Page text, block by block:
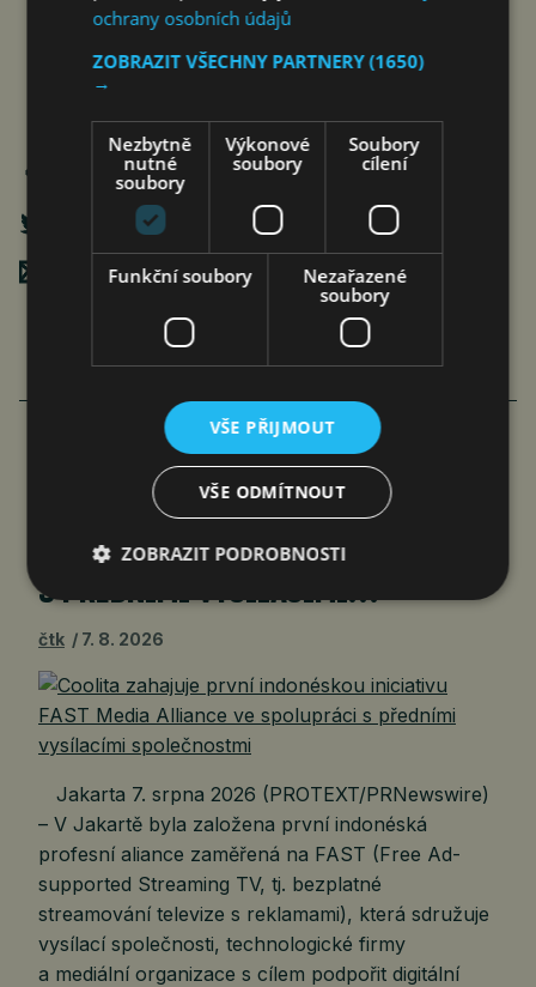
Poslat mailem
COOLITA ZAHAJUJE PRVNÍ
INDONÉSKOU INICIATIVU FAST
MEDIA ALLIANCE VE SPOLUPRÁCI
S PŘEDNÍMI VYSÍLACÍMI…
čtk 7. 8. 2026
Jakarta 7. srpna 2026 (PROTEXT/PRNewswire)
– V Jakartě byla založena první indonéská
profesní aliance zaměřená na FAST (Free Ad-
supported Streaming TV, tj. bezplatné
streamování televize s reklamami), která sdružuje
vysílací společnosti, technologické firmy
a mediální organizace s cílem podpořit digitální
ochrany osobních údajů
ZOBRAZIT VŠECHNY PARTNERY(1650)
→
Nezbytně
nutné
soubory
Výkonové
soubory
Soubory
cílení
Funkční soubory
Nezařazené
soubory
VŠE PŘIJMOUT
VŠE ODMÍTNOUT
ZOBRAZIT PODROBNOSTI